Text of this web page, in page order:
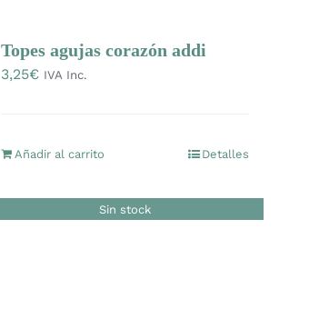
Topes agujas corazón addi
3,25€ IVA Inc.
Añadir al carrito Detalles
Sin stock